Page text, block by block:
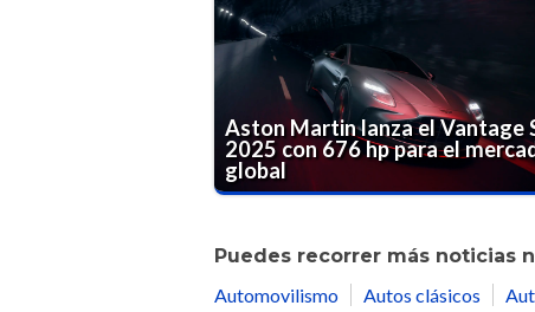
Aston Martin lanza el Vantage
2025 con 676 hp para el
global
Puedes recorrer más noticias
Automovilismo
Autos clásicos